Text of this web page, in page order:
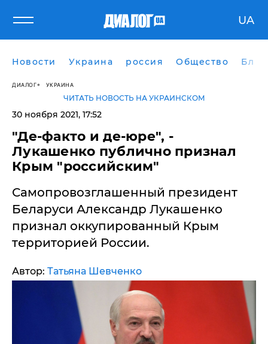
UA
Новости Украина россия Общество
ДИАЛОГ УКРАИНА
ЧИТАТЬ НОВОСТЬ НА УКРАИНСКОМ
30 ноября 2021, 17:52
​"Де-факто и де-юре", -
Лукашенко публично признал
Крым "российским"
Самопровозглашенный президент
Беларуси Александр Лукашенко
признал оккупированный Крым
территорией России.
Автор: Татьяна Шевченко